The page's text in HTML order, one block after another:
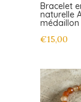
Bracelet
naturelle
€15,00